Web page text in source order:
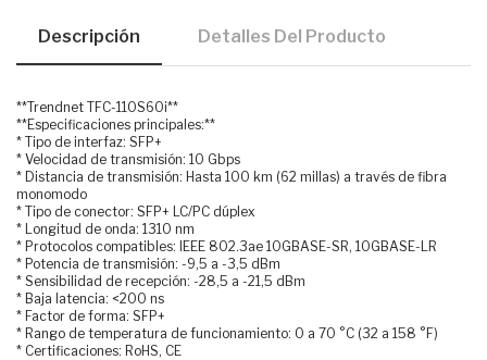
Descripción Detalles Del Producto
**Trendnet TFC-110S60i**
**Especificaciones principales:**
* Tipo de interfaz: SFP+
* Velocidad de transmisión: 10 Gbps
* Distancia de transmisión: Hasta 100 km (62 millas) a través de fibra
monomodo
* Tipo de conector: SFP+ LC/PC dúplex
* Longitud de onda: 1310 nm
* Protocolos compatibles: IEEE 802.3ae 10GBASE-SR, 10GBASE-LR
* Potencia de transmisión: -9,5 a -3,5 dBm
* Sensibilidad de recepción: -28,5 a -21,5 dBm
* Baja latencia: <200 ns
* Factor de forma: SFP+
* Rango de temperatura de funcionamiento: 0 a 70 °C (32 a 158 °F)
* Certificaciones: RoHS, CE